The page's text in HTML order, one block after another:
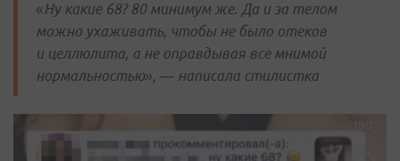
«Ну какие 68? 80 минимум же. Да и за телом
можно ухаживать, чтобы не было отеков
и целлюлита, а не оправдывая все мнимой
нормальностью», — написала стилистка